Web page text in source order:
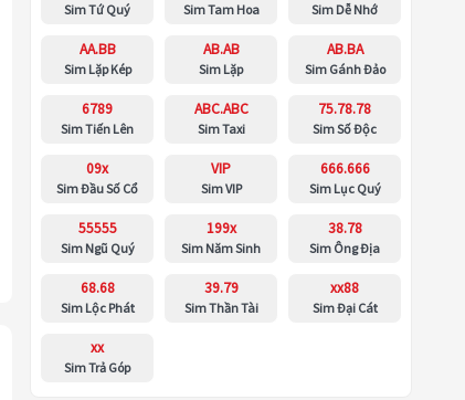
Sim Tứ Quý Sim Tam Hoa Sim Dễ Nhớ
AA.BB
Sim Lặp Kép
AB.AB
Sim Lặp
AB.BA
Sim Gánh Đảo
6789
Sim Tiến Lên
ABC.ABC
Sim Taxi
75.78.78
Sim Số Độc
09x
Sim Đầu Số Cổ
VIP
Sim VIP
666.666
Sim Lục Quý
55555
Sim Ngũ Quý
199x
Sim Năm Sinh
38.78
Sim Ông Địa
68.68
Sim Lộc Phát
39.79
Sim Thần Tài
xx88
Sim Đại Cát
xx
Sim Trả Góp